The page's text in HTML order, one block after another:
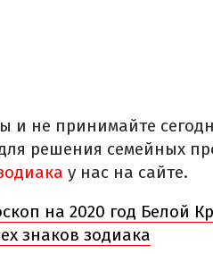
и не принимайте
решения семейных
у нас на сайте.
на 2020 год Белой
знаков зодиака